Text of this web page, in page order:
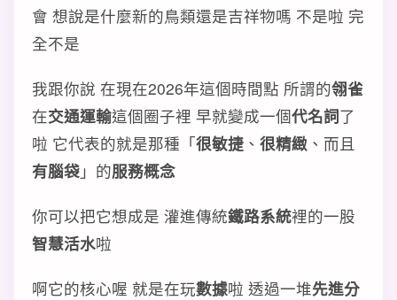
會 想說是什麼新的鳥類還是吉祥物嗎 不是啦 完
全不是
我跟你說 在現在2026年這個時間點 所謂的翎雀
在交通運輸這個圈子裡 早就變成一個代名詞了
啦 它代表的就是那種「很敏捷 、 很精緻 、而且
有腦袋」的服務概念
你可以把它想成是 灌進傳統鐵路系統裡的一股
智慧活水啦
啊它的核心喔 就是在玩數據啦 透過一堆先進分